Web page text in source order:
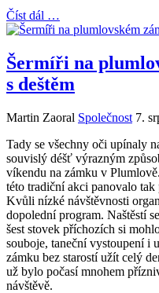
Číst dál …
Šermíři na
s deštěm
Martin Zaoral Společnost 7.
Tady se všechny oči upínaly
souvislý déšť výrazným
víkendu na zámku v
této tradiční akci panovalo
Kvůli nízké návštěvnosti
dopolední program. Naštěstí
šest stovek příchozích si
souboje, taneční vystoupení i
zámku bez starostí užít celý
už bylo počasí mnohem
návštěvě.